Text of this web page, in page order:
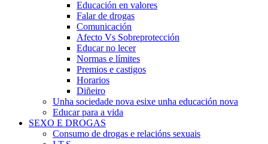
Educación en valores
Falar de drogas
Comunicación
Afecto Vs Sobreprotección
Educar no lecer
Normas e límites
Premios e castigos
Horarios
Diñeiro
Unha sociedade nova esixe unha educación nova
Educar para a vida
SEXO E DROGAS
Consumo de drogas e relacións sexuais